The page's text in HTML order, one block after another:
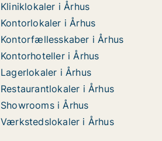
Kliniklokaler i Århus
Kontorlokaler i Århus
Kontorfællesskaber i Århus
Kontorhoteller i Århus
Lagerlokaler i Århus
Restaurantlokaler i Århus
Showrooms i Århus
Værkstedslokaler i Århus